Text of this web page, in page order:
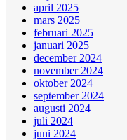
april 2025
mars 2025
februari 2025
januari 2025
december 2024
november 2024
oktober 2024
september 2024
augusti 2024
juli 2024
juni 2024